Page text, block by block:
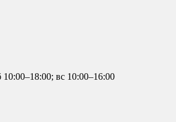
вс 10:00–16:00